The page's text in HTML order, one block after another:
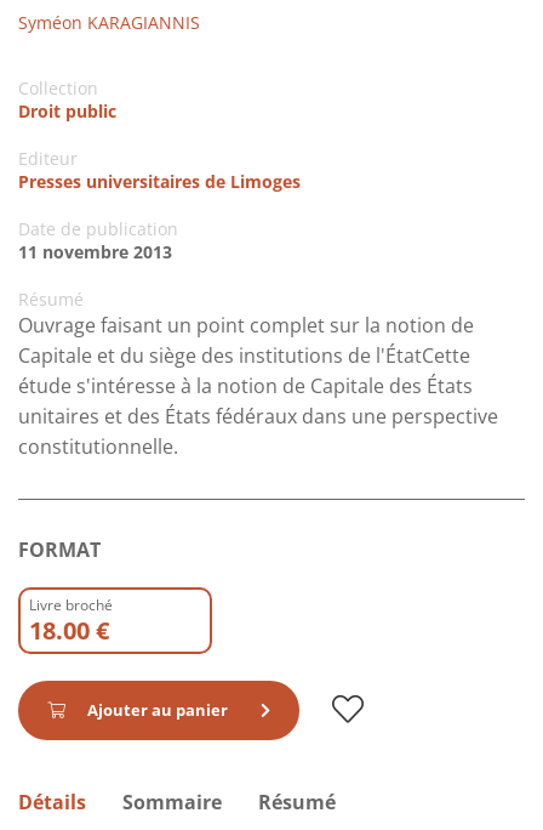
Syméon KARAGIANNIS
Collection
Droit public
Editeur
Presses universitaires de Limoges
Date de publication
11 novembre 2013
Résumé
Ouvrage faisant un point complet sur la notion de
Capitale et du siège des institutions de l'ÉtatCette
étude s'intéresse à la notion de Capitale des États
unitaires et des États fédéraux dans une perspective
constitutionnelle.
FORMAT
Livre broché
18.00 €
Ajouter au panier
Détails Sommaire Résumé